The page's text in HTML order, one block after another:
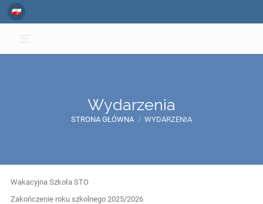
Wydarzenia
STRONA GŁÓWNA / WYDARZENIA
Wydarzenia
Wakacyjna Szkoła STO
Zakończenie roku szkolnego 2025/2026